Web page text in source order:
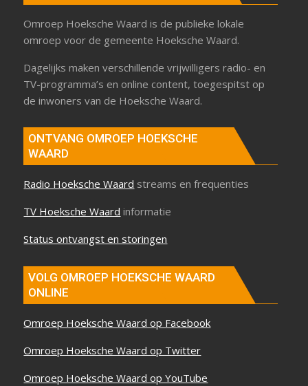
Omroep Hoeksche Waard is de publieke lokale
omroep voor de gemeente Hoeksche Waard.
Dagelijks maken verschillende vrijwilligers radio- en
TV-programma’s en online content, toegespitst op
de inwoners van de Hoeksche Waard.
ONTVANG OMROEP HOEKSCHE
WAARD
Radio Hoeksche Waard streams en frequenties
TV Hoeksche Waard informatie
Status ontvangst en storingen
VOLG OMROEP HOEKSCHE WAARD
ONLINE
Omroep Hoeksche Waard op Facebook
Omroep Hoeksche Waard op Twitter
Omroep Hoeksche Waard op YouTube